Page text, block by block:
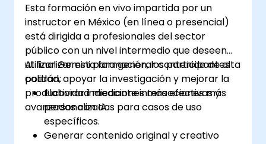
Esta formación en vivo impartida por un
instructor en México (en línea o presencial)
está dirigida a profesionales del sector
público con un nivel intermedio que deseen
utilizar Gemini para generar contenido de alta
calidad, apoyar la investigación y mejorar la
productividad mediante interacciones más
avanzadas con IA.
Al finalizar esta formación, los participantes
podrán:
Elaborar indicaciones más efectivas y
personalizadas para casos de uso
específicos.
Generar contenido original y creativo